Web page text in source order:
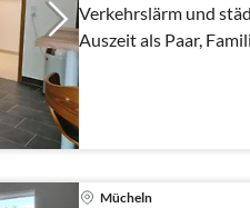
Verkehrslärm und
Auszeit als Paar,
Mücheln